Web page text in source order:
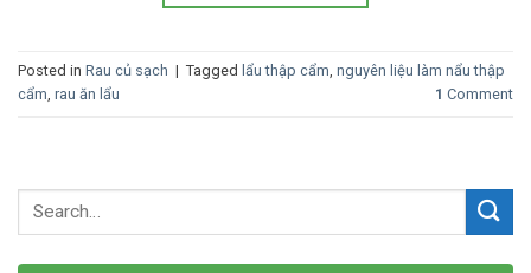
Posted in Rau củ sạch | Tagged lẩu thập cẩm nguyên liệu làm nẩu thập
cẩm rau ăn lẩu 1 Comment